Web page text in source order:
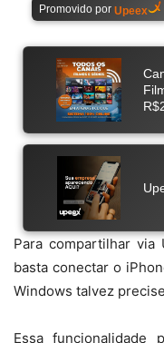
Para compartilhar via
basta conectar o
Windows talvez
Essa